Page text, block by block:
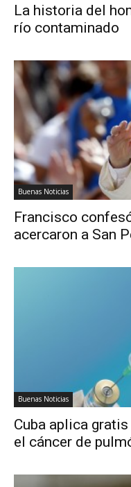
La historia del
río contaminado
Buenas Noticias
Francisco
acercaron a San
Buenas Noticias
Cuba aplica
el cáncer de